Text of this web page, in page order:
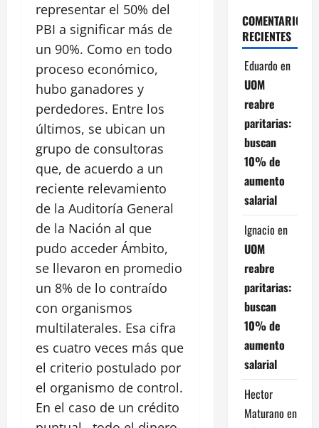
representar el 50% del
PBI a significar más de
un 90%. Como en todo
proceso económico,
hubo ganadores y
perdedores. Entre los
últimos, se ubican un
grupo de consultoras
que, de acuerdo a un
reciente relevamiento
de la Auditoría General
de la Nación al que
pudo acceder Ámbito,
se llevaron en promedio
un 8% de lo contraído
con organismos
multilaterales. Esa cifra
es cuatro veces más que
el criterio postulado por
el organismo de control.
En el caso de un crédito
COMENTARIOS
RECIENTES
Eduardo en
UOM
reabre
paritarias:
buscan
10% de
aumento
salarial
Ignacio en
UOM
reabre
paritarias:
buscan
10% de
aumento
salarial
Hector
Maturano en